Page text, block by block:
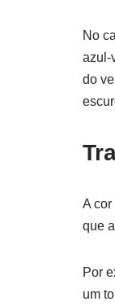
No
azul-
do
A
que
Por
um